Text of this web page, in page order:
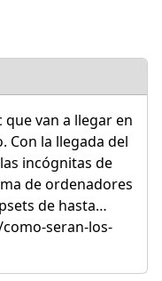
van a llegar en
Con la llegada del
incógnitas de
de ordenadores
de hasta…
seran-los-